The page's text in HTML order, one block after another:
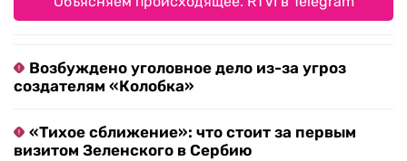
Возбуждено уголовное дело из-за угроз
создателям «Колобка»
«Тихое сближение»: что стоит за первым
визитом Зеленского в Сербию